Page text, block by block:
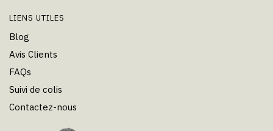
LIENS UTILES
Blog
Avis Clients
FAQs
Suivi de colis
Contactez-nous